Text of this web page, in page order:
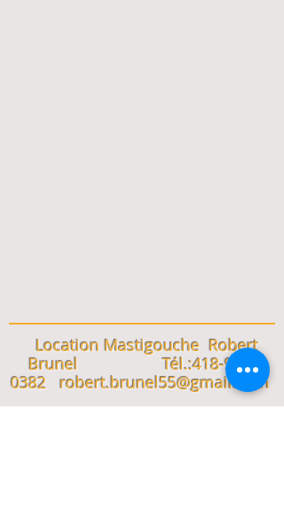
Location Mastigouche Robert
Brunel
Tél.:418-929-
0382
robert.brunel55@gmail.com